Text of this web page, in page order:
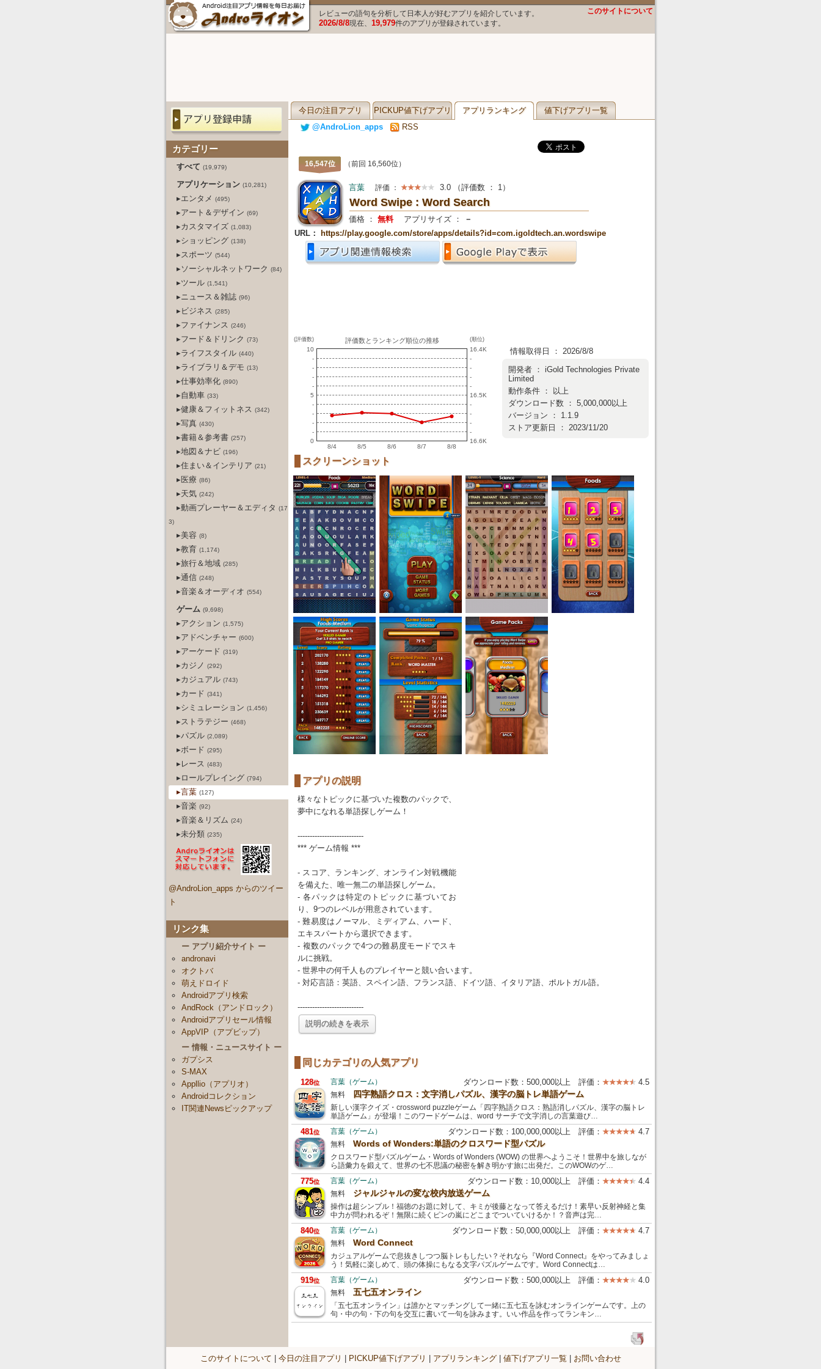
レビューの語句を分析して日本人が好むアプリを紹介しています。
2026/8/8現在、 19,979件のアプリが登録されています。
このサイトについて
今日の注目アプリ PICKUP値下げアプリ アプリランキング
値下げアプリ一覧
@AndroLion_apps
RSS
カテゴリー
すべて (19,979)
アプリケーション (10,281)
▸エンタメ (495)
▸アート＆デザイン (69)
▸カスタマイズ (1,083)
▸ショッピング (138)
▸スポーツ (544)
▸ソーシャルネットワーク (84)
▸ツール (1,541)
▸ニュース＆雑誌 (96)
▸ビジネス (285)
▸ファイナンス (246)
▸フード＆ドリンク (73)
▸ライフスタイル (440)
▸ライブラリ＆デモ (13)
▸仕事効率化 (890)
▸自動車 (33)
▸健康＆フィットネス (342)
▸写真 (430)
▸書籍＆参考書 (257)
▸地図＆ナビ (196)
▸住まい＆インテリア (21)
▸医療 (86)
▸天気 (242)
▸動画プレーヤー＆エディタ (17
3)
▸美容 (8)
▸教育 (1,174)
▸旅行＆地域 (285)
▸通信 (248)
▸音楽＆オーディオ (554)
ゲーム (9,698)
▸アクション (1,575)
▸アドベンチャー (600)
▸アーケード (319)
▸カジノ (292)
▸カジュアル (743)
▸カード (341)
▸シミュレーション (1,456)
▸ストラテジー (468)
▸パズル (2,089)
▸ボード (295)
▸レース (483)
▸ロールプレイング (794)
▸言葉 (127)
▸音楽 (92)
▸音楽＆リズム (24)
▸未分類 (235)
@AndroLion_apps からのツイー
ト
リンク集
ー アプリ紹介サイト ー
andronavi
オクトバ
萌えドロイド
Androidアプリ検索
AndRock（アンドロック）
Androidアプリセール情報
AppVIP（アプビップ）
ー 情報・ニュースサイト ー
ガプシス
S-MAX
Appllio（アプリオ）
Androidコレクション
IT関連Newsピックアップ
16,547位 （前回 16,560位）
言葉 評価 ： 3.0 （評価数 ： 1）
Word Swipe : Word Search
価格 ： 無料 アプリサイズ ：
－
URL：
https://play.google.com/store/apps/details?id=com.igoldtech.an.wordswipe
(評価数)
10
-
-
-
-
5
-
-
-
-
0
評価数とランキング順位の推移
8/4 8/5 8/6 8/7 8/8
(順位)
16.4K
-
-
-
-
16.5K
-
-
-
-
16.6K
情報取得日 ： 2026/8/8
開発者 ： iGold Technologies Private
Limited
動作条件 ： 以上
ダウンロード数 ： 5,000,000以上
バージョン ： 1.1.9
ストア更新日 ： 2023/11/20
スクリーンショット
アプリの説明
様々なトピックに基づいた複数のパックで、
夢中になれる単語探しゲーム！
---------------------------
*** ゲーム情報 ***
- スコア、ランキング、オンライン対戦機能
を備えた、唯一無二の単語探しゲーム。
- 各パックは特定のトピックに基づいてお
り、9つのレベルが用意されています。
- 難易度はノーマル、ミディアム、ハード、
エキスパートから選択できます。
- 複数のパックで4つの難易度モードでスキ
ルに挑戦。
- 世界中の何千人ものプレイヤーと競い合います。
- 対応言語：英語、スペイン語、フランス語、ドイツ語、イタリア語、ポルトガル語。
---------------------------
説明の続きを表示
同じカテゴリの人気アプリ
128位 言葉（ゲーム） ダウンロード数：500,000以上 評価： 4.5
無料 四字熟語クロス：文字消しパズル、漢字の脳トレ単語ゲーム
新しい漢字クイズ・crossword puzzleゲーム「四字熟語クロス：熟語消しパズル、漢字の脳トレ
単語ゲーム」が登場！このワードゲームは、word サーチで文字消しの言葉遊び…
481位 言葉（ゲーム） ダウンロード数：100,000,000以上 評価： 4.7
無料 Words of Wonders:単語のクロスワード型パズル
クロスワード型パズルゲーム・Words of Wonders (WOW) の世界へようこそ！世界中を旅しなが
ら語彙力を鍛えて、世界の七不思議の秘密を解き明かす旅に出発だ。このWOWのゲ…
775位 言葉（ゲーム） ダウンロード数：10,000以上 評価： 4.4
無料 ジャルジャルの変な校内放送ゲーム
操作は超シンプル！福徳のお題に対して、キミが後藤となって答えるだけ！素早い反射神経と集
中力が問われるぞ！無限に続くピンの嵐にどこまでついていけるか！？音声は完…
840位 言葉（ゲーム） ダウンロード数：50,000,000以上 評価： 4.7
無料 Word Connect
カジュアルゲームで息抜きしつつ脳トレもしたい？それなら『Word Connect』をやってみましょ
う！気軽に楽しめて、頭の体操にもなる文字パズルゲームです。Word Connectは…
919位 言葉（ゲーム） ダウンロード数：500,000以上 評価： 4.0
無料 五七五オンライン
「五七五オンライン」は誰かとマッチングして一緒に五七五を詠むオンラインゲームです。上の
句・中の句・下の句を交互に書いて一句を詠みます。いい作品を作ってランキン…
このサイトについて 今日の注目アプリ PICKUP値下げアプリ アプリランキング| 値下げアプリ一覧 お問い合わせ